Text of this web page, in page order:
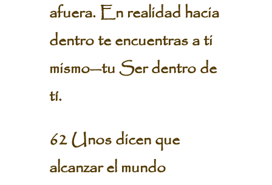
afuera. En realidad hacia
dentro te encuentras a ti
mismo—tu Ser dentro de
tí.
62 Unos dicen que
alcanzar el mundo